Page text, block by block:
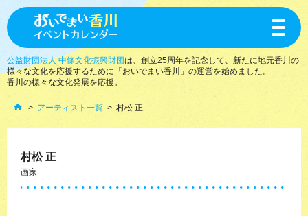
toggle
公益財団法人 中條文化振興財団は、創立25周年を記念して、新たに地元香川の
様々な文化を応援するために「おいでまい香川」の運営を始めました。
香川の様々な文化発展を応援。
アーティスト一覧 村松 正
村松 正
画家